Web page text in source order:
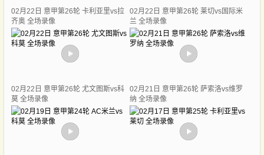
02月22日 意甲第26轮 卡利亚里vs拉
齐奥 全场录像
02月22日 意甲第26轮 莱切vs国际米
兰 全场录像
02月22日 意甲第26轮 尤文图斯vs科
莫 全场录像
02月21日 意甲第26轮 萨索洛vs维罗
纳 全场录像